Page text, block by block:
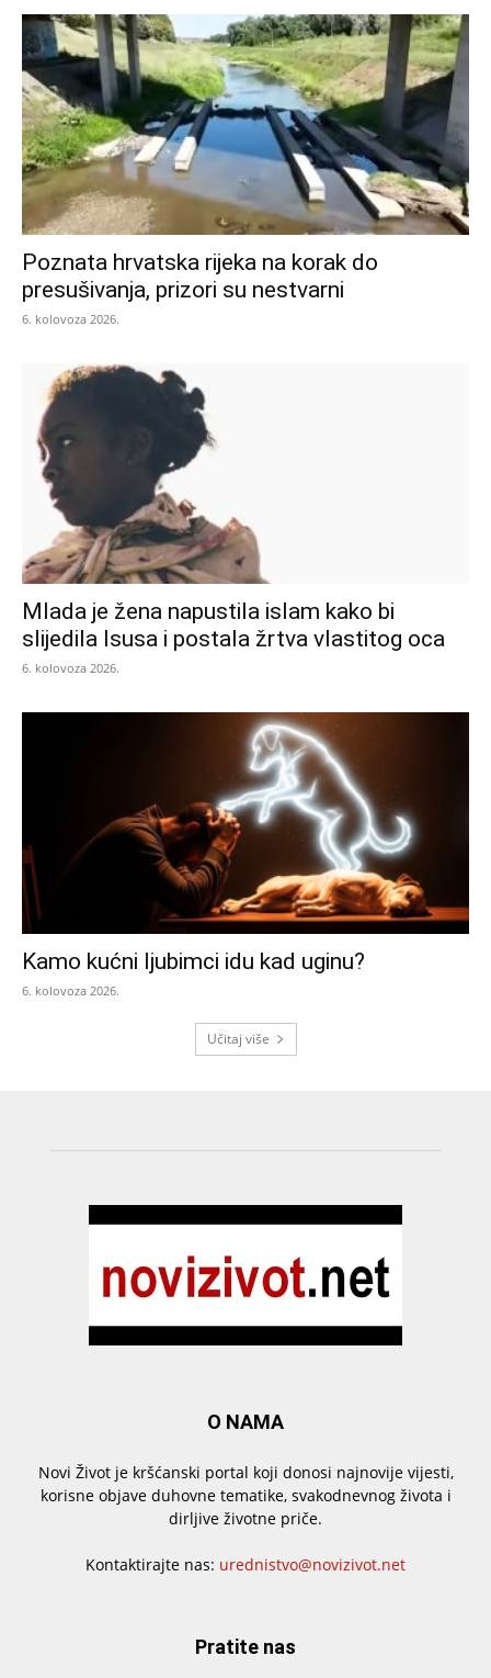
Poznata hrvatska rijeka na korak do
presušivanja, prizori su nestvarni
6. kolovoza 2026.
Mlada je žena napustila islam kako bi
slijedila Isusa i postala žrtva vlastitog oca
6. kolovoza 2026.
Kamo kućni ljubimci idu kad uginu?
6. kolovoza 2026.
Učitaj više
O NAMA
Novi Život je kršćanski portal koji donosi najnovije vijesti,
korisne objave duhovne tematike, svakodnevnog života i
dirljive životne priče.
Kontaktirajte nas: urednistvo@novizivot.net
Pratite nas